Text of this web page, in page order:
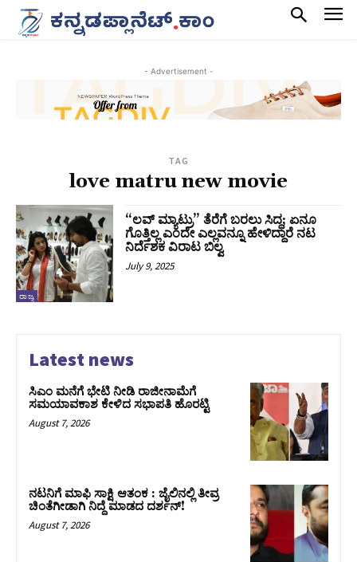
- Advertisement -
TAG
love matru new movie
ರಾಜ್ಯ
“ಲವ್ ಮ್ಯಾಟ್ರು” ತೆರೆಗೆ ಬರಲು ಸಿದ್ಧ; ಏನೂ
ಗೊತ್ತಿಲ್ಲ ಎಂದೇ ಎಲ್ಲವನ್ನೂ ಹೇಳಿದ್ದಾರೆ ನಟ
ನಿರ್ದೆಶಕ ವಿರಾಟ ಬಿಲ್ವ
July 9, 2025
Latest news
ಸಿಎಂ ಮನೆಗೆ ಭೇಟಿ ನೀಡಿ ರಾಜೀನಾಮೆಗೆ
ಸಮಯಾವಕಾಶ ಕೇಳಿದ ಸಭಾಪತಿ ಹೊರಟ್ಟಿ
August 7, 2026
ನಟನಿಗೆ ಮಾಫಿ ಸಾಕ್ಷಿ ಆತಂಕ : ಜೈಲಿನಲ್ಲಿ ತೀವ್ರ
ಚಿಂತೆಗೀಡಾಗಿ ನಿದ್ದೆ ಮಾಡದ ದರ್ಶನ್!
August 7, 2026